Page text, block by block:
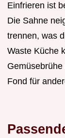
Einfrieren ist
Die Sahne
trennen, was
Waste Küche
Fond für